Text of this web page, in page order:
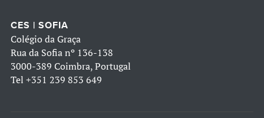
CES | SOFIA
Colégio da Graça
Rua da Sofia nº 136-138
3000-389 Coimbra, Portugal
Tel +351 239 853 649